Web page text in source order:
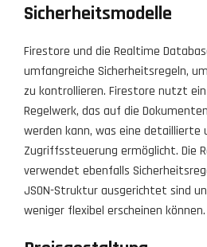
Sicherheitsmodelle
Firestore und die Realtime
umfangreiche Sicherheitsregeln,
zu kontrollieren. Firestore nutzt
Regelwerk, das auf die
werden kann, was eine detaillierte
Zugriffssteuerung ermöglicht. Die
verwendet ebenfalls
JSON-Struktur ausgerichtet sind
weniger flexibel erscheinen können.